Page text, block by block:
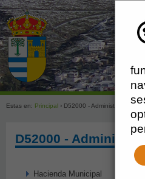
Estas en: Principal › D52000 - Administradores
D52000 -
Hacienda Municipal